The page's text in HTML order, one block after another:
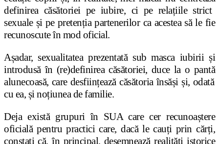
definirea căsătoriei pe iubire, ci pe relațiile strict
sexuale și pe pretenția partenerilor ca acestea săle fie
recunoscuteîn mod oficial.
Așadar, sexualitatea prezentatăsub masca iubiriiși
introdusăîn (re)definirea căsătoriei, duce la o pantă
alunecoasă, care desființeazăcăsătoriaînsășiși, odată
cu ea, și noțiunea de familie.
Deja existăgrupuriîn SUA care cer recunoaștere
oficialăpentru practici care, dacăle cauți prin cărți,
constați că,în principal, desemneazărealități istorice